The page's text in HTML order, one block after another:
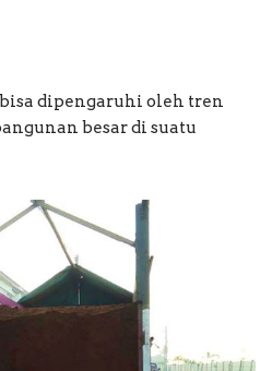
dipengaruhi oleh tren
besar di suatu